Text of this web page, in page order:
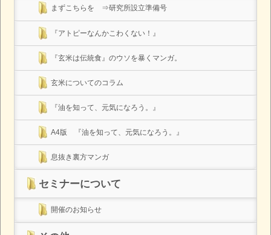
まずこちらを ⇒研究所設立準備号
『アトピーなんかこわくない！』
『玄米は伝統食』のウソを暴くマンガ。
玄米についてのコラム
『油を知って、元気になろう。』
A4版 『油を知って、元気になろう。』
息抜き裏方マンガ
セミナーについて
開催のお知らせ